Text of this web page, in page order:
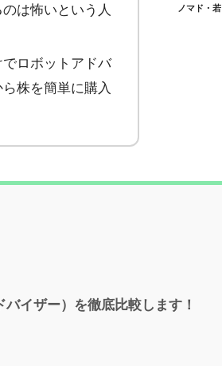
は怖いという人
ロボットアドバ
株を簡単に購入
ノマド・若
イザー）を徹底比較します！